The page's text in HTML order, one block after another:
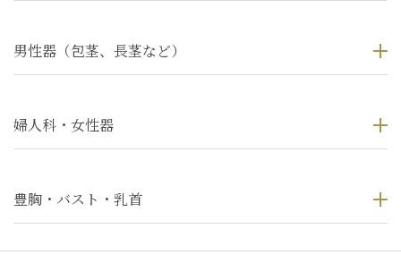
男性器（包茎、長茎など）
婦人科・女性器
豊胸・バスト・乳首